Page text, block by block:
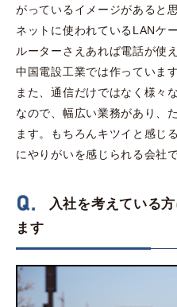
がっているイメージがあると
ネットに使われているLANケ
ルーターさえあれば電話が使
中国電設工業では作っています
また、通信だけではなく様々
なので、幅広い業務があり、
ます。もちろんキツイと感じ
にやりがいを感じられる会社で
入社を考えている
ます